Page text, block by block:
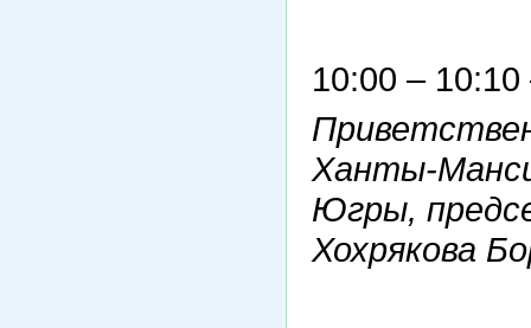
10:00 –
Ханты-
Югры,
Хохрякова